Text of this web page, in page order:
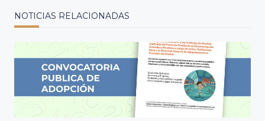
NOTICIAS RELACIONADAS